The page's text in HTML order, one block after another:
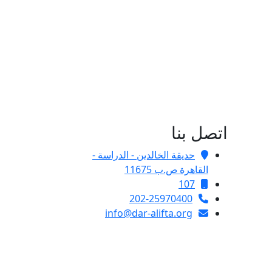
اتصل بنا
حديقة الخالدين - الدراسة -
القاهرة ص.ب 11675
107
202-25970400
info@dar-alifta.org